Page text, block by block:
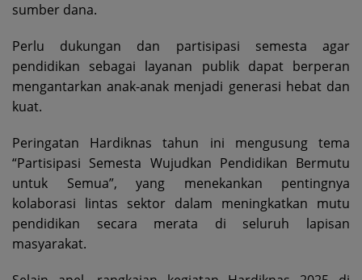
sumber dana.
Perlu dukungan dan partisipasi semesta agar
pendidikan sebagai layanan publik dapat berperan
mengantarkan anak-anak menjadi generasi hebat dan
kuat.
Peringatan Hardiknas tahun ini mengusung tema
“Partisipasi Semesta Wujudkan Pendidikan Bermutu
untuk Semua”, yang menekankan pentingnya
kolaborasi lintas sektor dalam meningkatkan mutu
pendidikan secara merata di seluruh lapisan
masyarakat.